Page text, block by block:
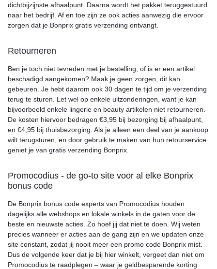
dichtbijzijnste afhaalpunt. Daarna wordt het pakket teruggestuurd
naar het bedrijf. Af en toe zijn ze ook acties aanwezig die ervoor
zorgen dat je Bonprix gratis verzending ontvangt.
Retourneren
Ben je toch niet tevreden met je bestelling, of is er een artikel
beschadigd aangekomen? Maak je geen zorgen, dit kan
gebeuren. Je hebt daarom ook 30 dagen te tijd om je verzending
terug te sturen. Let wel op enkele uitzonderingen, want je kan
bijvoorbeeld enkele lingerie en beauty artikelen niet retourneren.
De kosten hiervoor bedragen €3,95 bij bezorging bij afhaalpunt,
en €4,95 bij thuisbezorging. Als je alleen een deel van je aankoop
wilt terugsturen, en door gebruik te maken van hun retourservice
geniet je van gratis verzending Bonprix.
Promocodius - de go-to site voor al elke Bonprix
bonus code
De Bonprix bonus code experts van Promocodius houden
dagelijks alle webshops en lokale winkels in de gaten voor de
beste en nieuwste acties. Zo hoef jij dat niet te doen. Wij weten
precies wanneer er acties aan de gang zijn en we updaten onze
site constant, zodat jij nooit meer een promo code Bonprix mist.
Dus de volgende keer dat je bij hier winkelt, vergeet dan niet om
Promocodius te raadplegen – waar je geldbesparende korting